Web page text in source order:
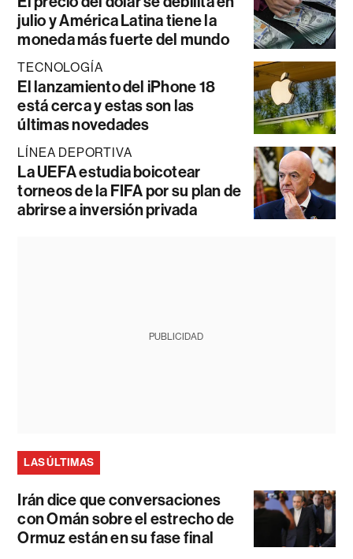
julio y América Latina tiene la
moneda más fuerte del mundo
TECNOLOGÍA
El lanzamiento del iPhone 18
está cerca y estas son las
últimas novedades
LÍNEA DEPORTIVA
La UEFA estudia boicotear
torneos de la FIFA por su plan de
abrirse a inversión privada
PUBLICIDAD
LAS ÚLTIMAS
Irán dice que conversaciones
con Omán sobre el estrecho de
Ormuz están en su fase final